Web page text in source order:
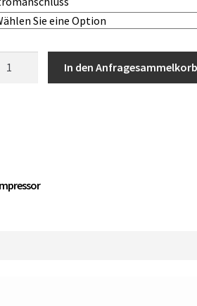
In den Anfragesammelkorb